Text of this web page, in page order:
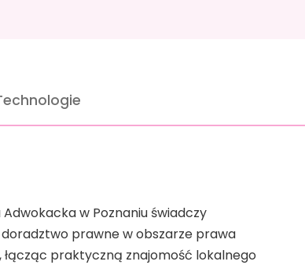
w Poznaniu świadczy
prawne w obszarze prawa
praktyczną znajomość lokalnego